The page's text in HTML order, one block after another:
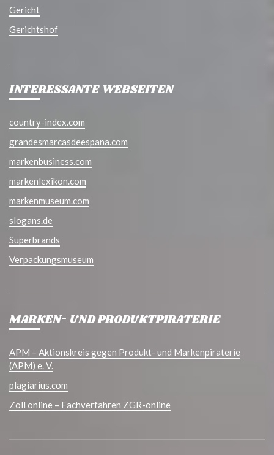
Gericht
Gerichtshof
INTERESSANTE WEBSEITEN
country-index.com
grandesmarcasdeespana.com
markenbusiness.com
markenlexikon.com
markenmuseum.com
slogans.de
Superbrands
Verpackungsmuseum
MARKEN- UND PRODUKTPIRATERIE
APM – Aktionskreis gegen Produkt- und Markenpiraterie
(APM) e. V.
plagiarius.com
Zoll online – Fachverfahren ZGR-online